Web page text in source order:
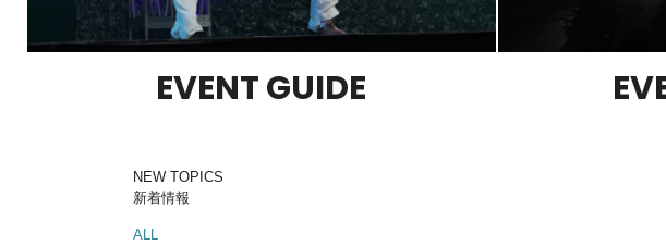
EVENT GUIDE
NEW TOPICS
新着情報
ALL